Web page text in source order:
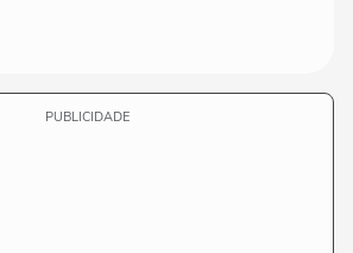
PUBLICIDADE